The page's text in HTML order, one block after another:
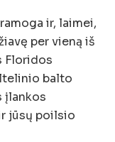
ir, laimei,
per vieną iš
Floridos
balto
įlankos
jūsų poilsio